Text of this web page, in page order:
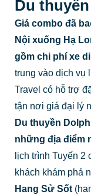
Du
Giá combo đã
Nội xuống Hạ
gồm chi phí xe
trung vào dịch vụ
Travel có hỗ trợ
tận nơi giá đại lý
Du thuyền
những địa điểm
lịch trình Tuyến
khách khám phá
Hang Sử Sốt